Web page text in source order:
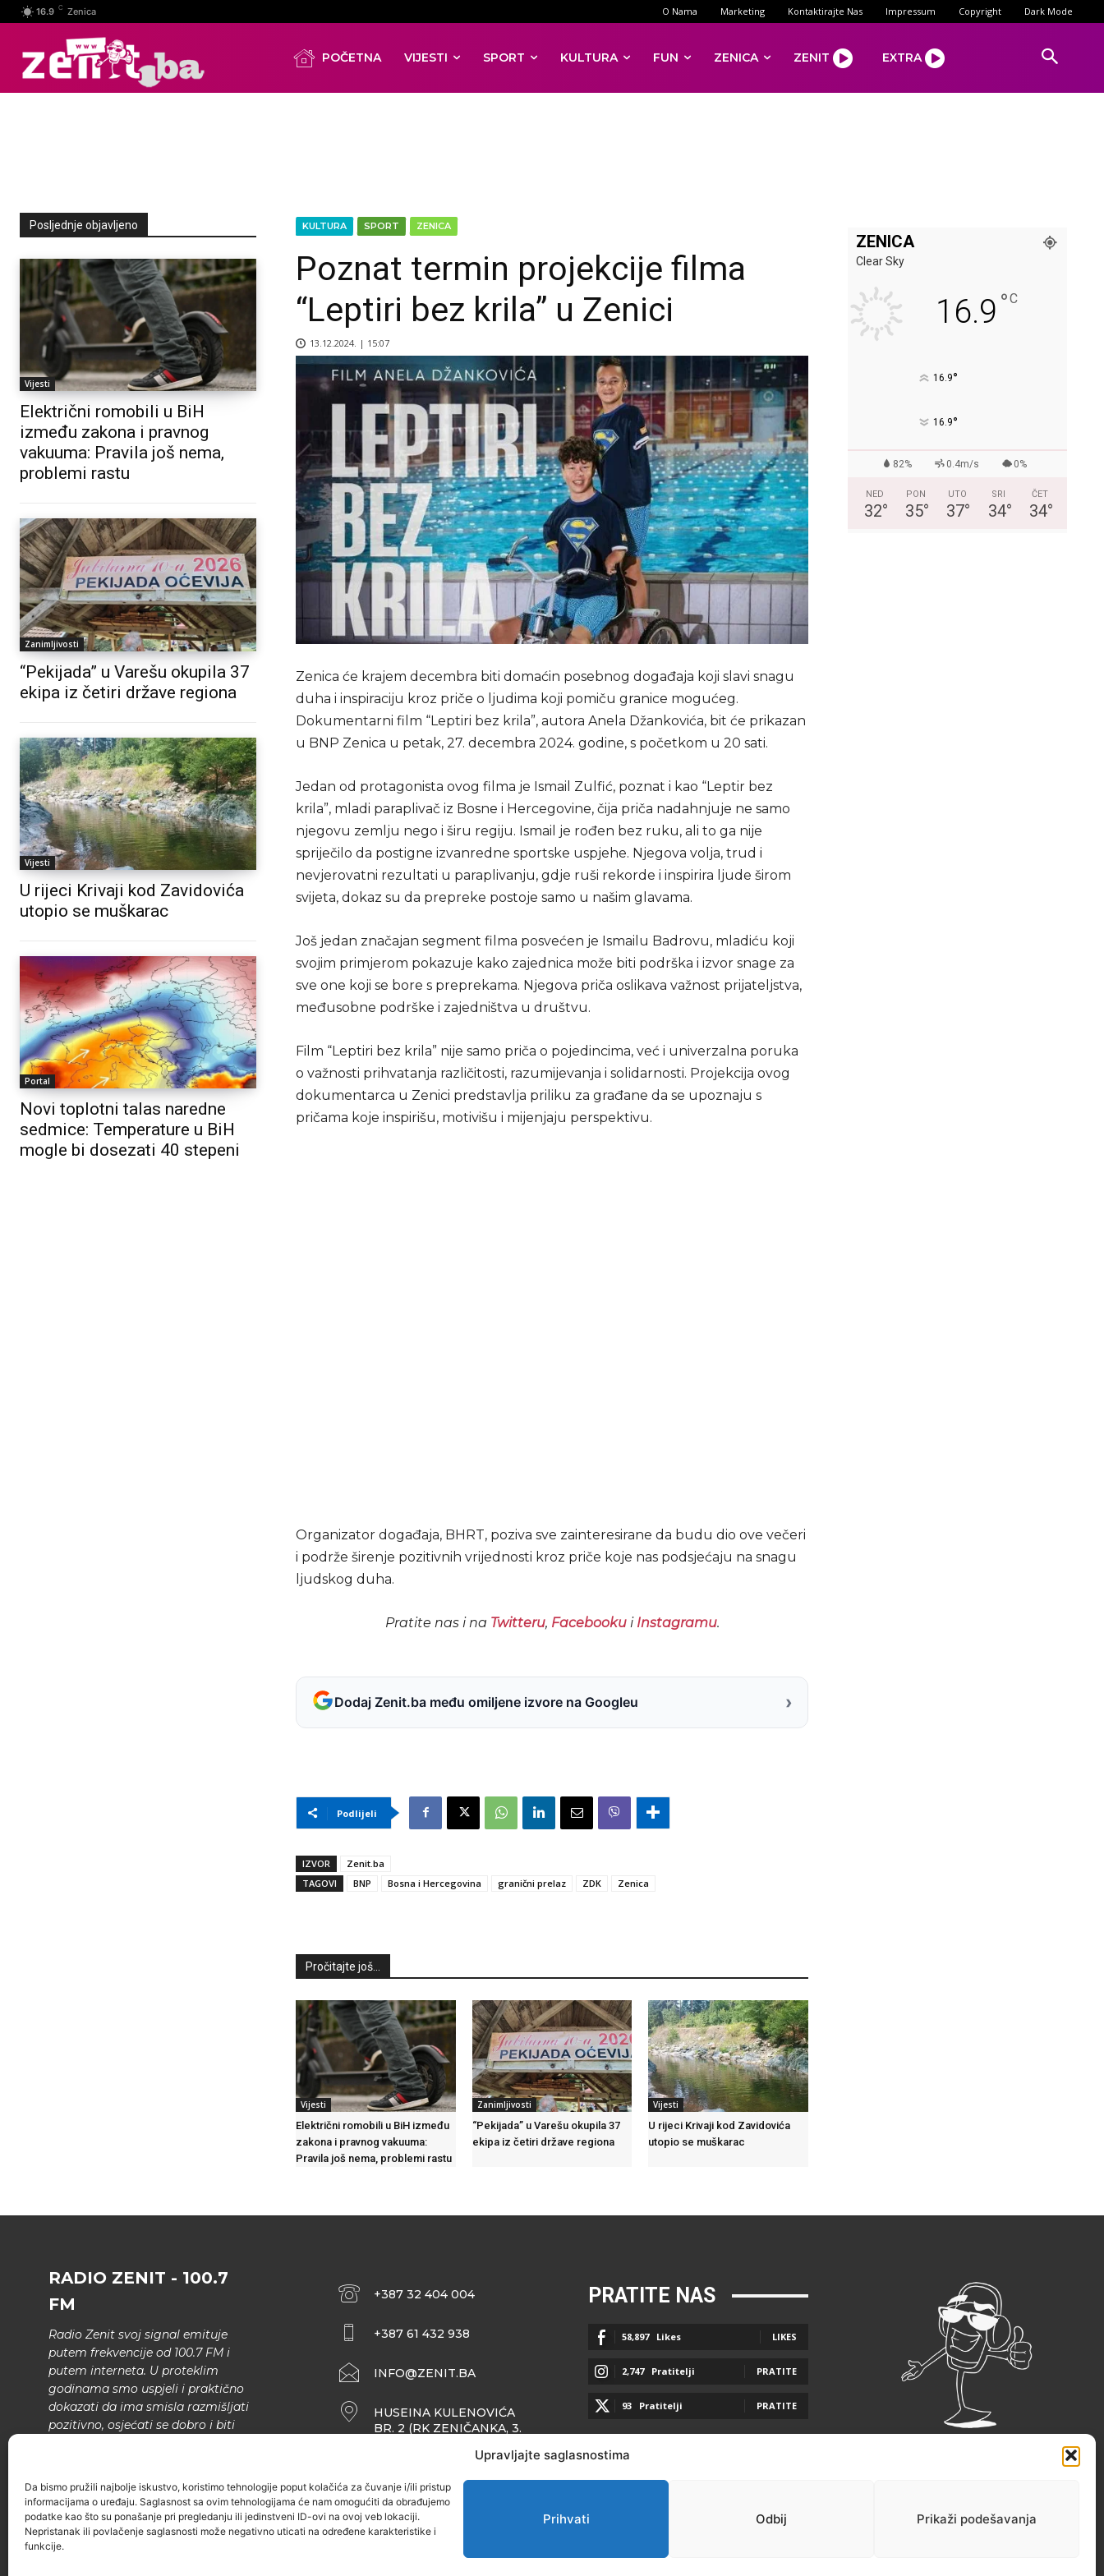
Upravljajte saglasnostima
Da bismo pružili najbolje iskustvo, koristimo tehnologije poput kolačića za čuvanje i/ili pristup
informacijama o uređaju. Saglasnost sa ovim tehnologijama će nam omogućiti da obrađujemo
podatke kao što su ponašanje pri pregledanju ili jedinstveni ID-ovi na ovoj veb lokaciji.
Nepristanak ili povlačenje saglasnosti može negativno uticati na određene karakteristike i
funkcije.
Prihvati Odbij Prikaži podešavanja
16.9 C Zenica O Nama Marketing Kontaktirajte Nas Impressum Copyright Dark Mode
POČETNA VIJESTI SPORT KULTURA FUN ZENICA ZENIT EXTRA
Posljednje objavljeno
Vijesti
Električni romobili u BiH
između zakona i pravnog
vakuuma: Pravila još nema,
problemi rastu
Zanimljivosti
“Pekijada” u Varešu okupila 37
ekipa iz četiri države regiona
Vijesti
U rijeci Krivaji kod Zavidovića
utopio se muškarac
Portal
Novi toplotni talas naredne
sedmice: Temperature u BiH
mogle bi dosezati 40 stepeni
KULTURA SPORT ZENICA
Poznat termin projekcije filma
“Leptiri bez krila” u Zenici
13.12.2024. | 15:07
Zenica će krajem decembra biti domaćin posebnog događaja koji slavi snagu
duha i inspiraciju kroz priče o ljudima koji pomiču granice mogućeg.
Dokumentarni film “Leptiri bez krila”, autora Anela Džankovića, bit će prikazan
u BNP Zenica u petak, 27. decembra 2024. godine, s početkom u 20 sati.
Jedan od protagonista ovog filma je Ismail Zulfić, poznat i kao “Leptir bez
krila”, mladi paraplivač iz Bosne i Hercegovine, čija priča nadahnjuje ne samo
njegovu zemlju nego i širu regiju. Ismail je rođen bez ruku, ali to ga nije
spriječilo da postigne izvanredne sportske uspjehe. Njegova volja, trud i
nevjerovatni rezultati u paraplivanju, gdje ruši rekorde i inspirira ljude širom
svijeta, dokaz su da prepreke postoje samo u našim glavama.
Još jedan značajan segment filma posvećen je Ismailu Badrovu, mladiću koji
svojim primjerom pokazuje kako zajednica može biti podrška i izvor snage za
sve one koji se bore s preprekama. Njegova priča oslikava važnost prijateljstva,
međusobne podrške i zajedništva u društvu.
Film “Leptiri bez krila” nije samo priča o pojedincima, već i univerzalna poruka
o važnosti prihvatanja različitosti, razumijevanja i solidarnosti. Projekcija ovog
dokumentarca u Zenici predstavlja priliku za građane da se upoznaju s
pričama koje inspirišu, motivišu i mijenjaju perspektivu.
Organizator događaja, BHRT, poziva sve zainteresirane da budu dio ove večeri
i podrže širenje pozitivnih vrijednosti kroz priče koje nas podsjećaju na snagu
ljudskog duha.
Pratite nas i na Twitteru, Facebookui Instagramu.
Dodaj Zenit.ba među omiljene izvore na Googleu ›
Podlijeli
IZVOR
Zenit.ba
TAGOVI
BNP Bosna i Hercegovina granični prelaz ZDK Zenica
Pročitajte još...
Vijesti
Električni romobili u BiH između
zakona i pravnog vakuuma:
Pravila još nema, problemi rastu
Zanimljivosti
“Pekijada” u Varešu okupila 37
ekipa iz četiri države regiona
Vijesti
U rijeci Krivaji kod Zavidovića
utopio se muškarac
ZENICA
Clear Sky
16.9 °C
16.9°
16.9°
82% 0.4m/s 0%
NED
32°
PON
35°
UTO
37°
SRI
34°
ČET
34°
RADIO ZENIT - 100.7
FM
Radio Zenit svoj signal emituje
putem frekvencije od 100.7 FM i
putem interneta. U proteklim
godinama smo uspjeli i praktično
dokazati da ima smisla razmišljati
pozitivno, osjećati se dobro i biti
narodne muzike..
+387 32 404 004
+387 61 432 938
INFO@ZENIT.BA
HUSEINA KULENOVIĆA
BR. 2 (RK ZENIČANKA, 3.
PRATITE NAS
58,897 Likes LIKES
2,747 Pratitelji PRATITE
93 Pratitelji PRATITE